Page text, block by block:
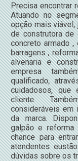
Precisa encontrar
Atuando no
opção mais
de construtora
concreto armado
barragens ,
alvenaria e
empresa
qualificado,
cuidadosos, que
cliente.
consideráveis em
da marca.
galpão e
chance para
atendentes
dúvidas sobre os